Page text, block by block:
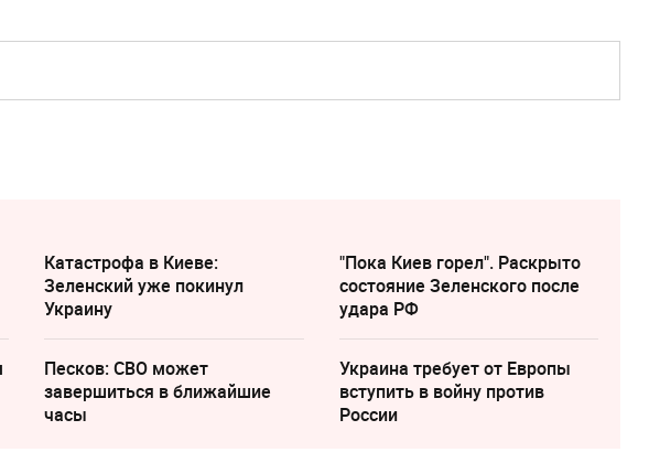
Катастрофа в Киеве:
Зеленский уже покинул
Украину
"Пока Киев горел". Раскрыто
состояние Зеленского после
удара РФ
Песков: СВО может
завершиться в ближайшие
часы
Украина требует от Европы
вступить в войну против
России